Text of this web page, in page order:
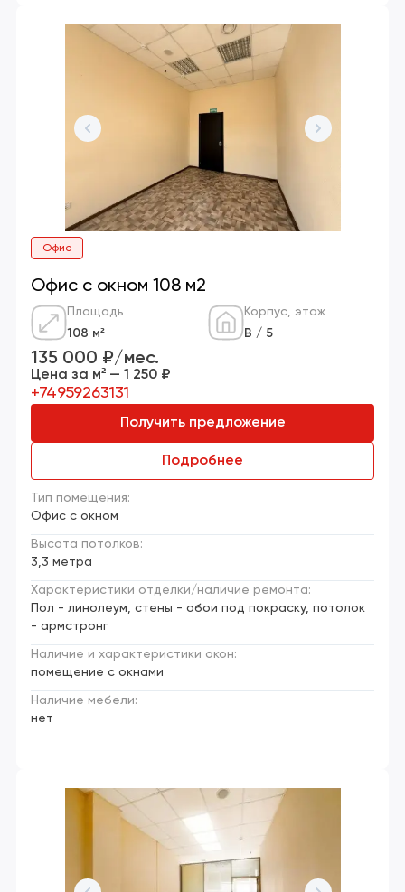
Офис
Офис с окном 108 м2
Площадь
108 м²
Корпус, этаж
В / 5
Тип помещения:
Офис с окном
Высота потолков:
3,3 метра
Характеристики отделки/наличие ремонта:
Пол - линолеум, стены - обои под покраску, потолок
- армстронг
Наличие и характеристики окон:
помещение с окнами
Наличие мебели:
нет
135 000 ₽/мес.
Цена за м² — 1 250 ₽
+74959263131
Получить предложение
Подробнее